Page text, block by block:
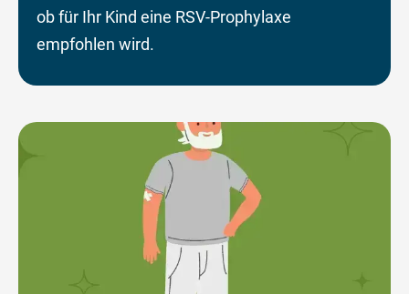
ob für Ihr Kind eine RSV-Prophylaxe
empfohlen wird.